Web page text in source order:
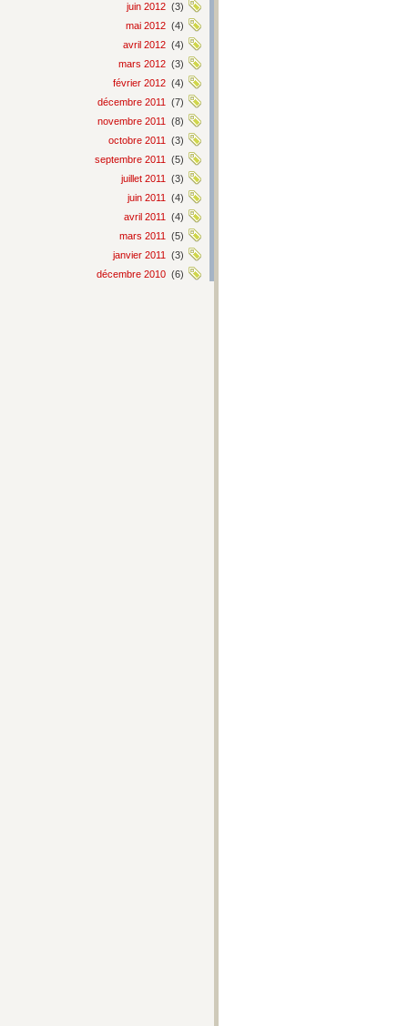
juin 2012 (3)
mai 2012 (4)
avril 2012 (4)
mars 2012 (3)
février 2012 (4)
décembre 2011
(7)
novembre 2011
(8)
octobre 2011
(3)
septembre 2011
(5)
juillet 2011
(3)
juin 2011
(4)
avril 2011
(4)
mars 2011
(5)
janvier 2011
(3)
décembre 2010 (6)